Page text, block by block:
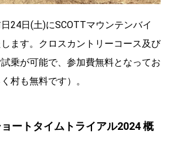
24日(土)にSCOTTマウンテンバイ
ます。クロスカントリーコース及び
乗が可能で、参加費無料となってお
村も無料です）。
ートタイムトライアル2024 概